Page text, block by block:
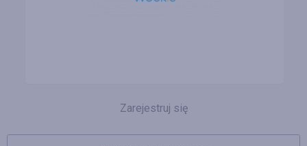
Zarejestruj się